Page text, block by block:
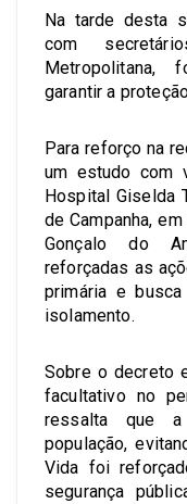
Na tarde desta
com
Metropolitana,
garantir a
Para reforço na
um estudo com
Hospital Giselda
de Campanha,
Gonçalo do
reforçadas as
primária e
isolamento.
Sobre o decreto
facultativo no
ressalta que
população,
Vida foi
segurança